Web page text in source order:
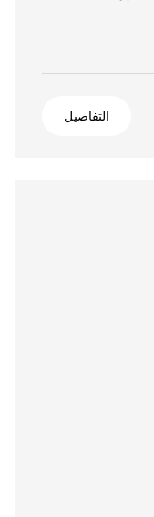
التفاصيل